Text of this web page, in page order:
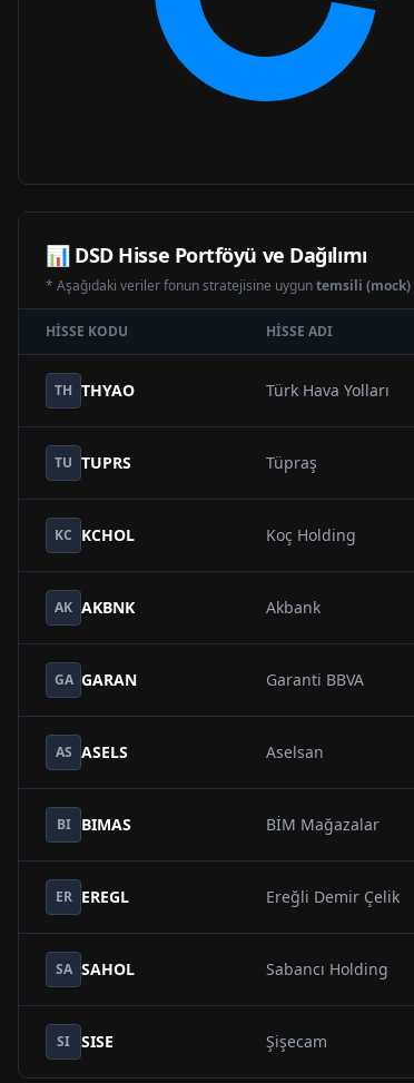
📊 DSDHisse Portföyü ve Dağılımı
* Aşağıdaki veriler fonun stratejisine uyguntemsili (mock)
HISSE KODU HISSE ADI
TH THYAO Türk Hava Yolları
TU TUPRS Tüpraş
KC KCHOL Koç Holding
AK AKBNK Akbank
GA GARAN Garanti BBVA
AS ASELS Aselsan
BI BIMAS BİM Mağazalar
ER EREGL Ereğli Demir Çelik
SA SAHOL Sabancı Holding
SI SISE Şişecam